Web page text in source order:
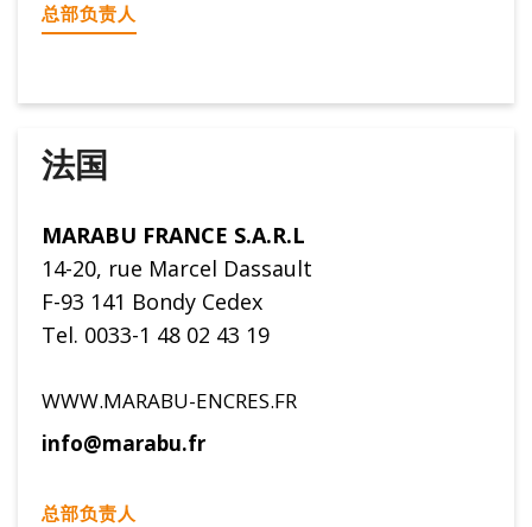
总部负责人
法国
MARABU FRANCE S.A.R.L
14-20, rue Marcel Dassault
F-93 141 Bondy Cedex
Tel. 0033-1 48 02 43 19
WWW.MARABU-ENCRES.FR
info@marabu.fr
总部负责人